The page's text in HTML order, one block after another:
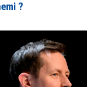
?